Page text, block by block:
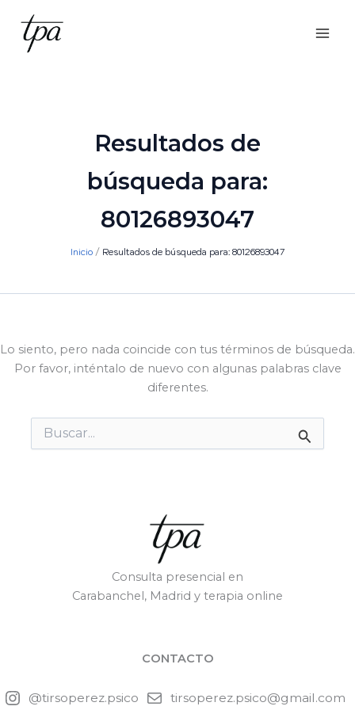
contenido
Resultados de
búsqueda para:
80126893047
Inicio Resultados de búsqueda para: 80126893047
Lo siento, pero nada coincide con tus términos de búsqueda.
Por favor, inténtalo de nuevo con algunas palabras clave
diferentes.
Buscar
por:
Consulta presencial en
Carabanchel, Madrid y terapia online
CONTACTO
@tirsoperez.psico tirsoperez.psico@gmail.com